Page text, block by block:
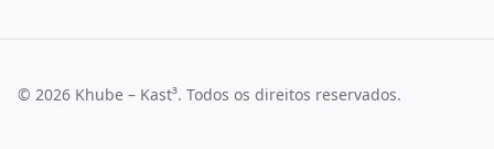
© 2026 Khube – Kast³. Todos os direitos reservados.